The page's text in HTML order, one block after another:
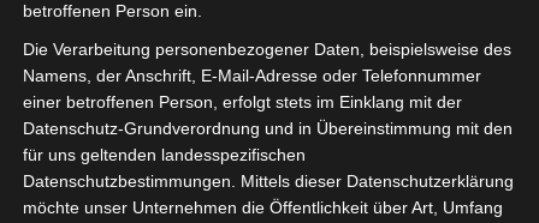
betroffenen Person ein.
Die Verarbeitung personenbezogener Daten, beispielsweise des
Namens, der Anschrift, E-Mail-Adresse oder Telefonnummer
einer betroffenen Person, erfolgt stets im Einklang mit der
Datenschutz-Grundverordnung und in Übereinstimmung mit den
für uns geltenden landesspezifischen
Datenschutzbestimmungen. Mittels dieser Datenschutzerklärung
möchte unser Unternehmen die Öffentlichkeit über Art, Umfang